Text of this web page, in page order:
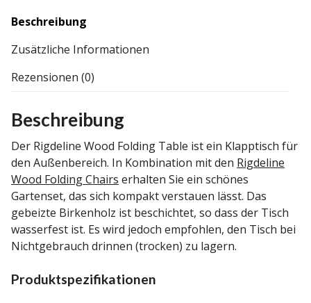
Beschreibung
Zusätzliche Informationen
Rezensionen (0)
Beschreibung
Der Rigdeline Wood Folding Table ist ein Klapptisch für
den Außenbereich. In Kombination mit den Rigdeline
Wood Folding Chairs erhalten Sie ein schönes
Gartenset, das sich kompakt verstauen lässt. Das
gebeizte Birkenholz ist beschichtet, so dass der Tisch
wasserfest ist. Es wird jedoch empfohlen, den Tisch bei
Nichtgebrauch drinnen (trocken) zu lagern.
Produktspezifikationen